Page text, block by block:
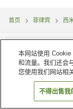
首页 菲律宾 西
本网站使用
和流量。我们还会
您使用我们网站相
不得出售我